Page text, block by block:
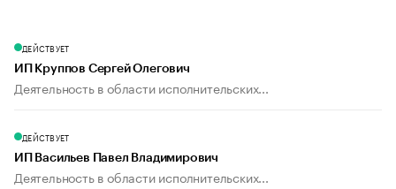
ДЕЙСТВУЕТ
ИП Круппов Сергей Олегович
Деятельность в области исполнительских...
ДЕЙСТВУЕТ
ИП Васильев Павел Владимирович
Деятельность в области исполнительских...